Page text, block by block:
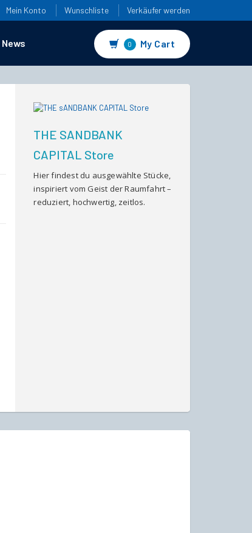
Mein Konto Wunschliste Verkäufer werden
News 0 My Cart
THE SANDBANK
CAPITAL Store
Hier findest du ausgewählte Stücke,
inspiriert vom Geist der Raumfahrt –
reduziert, hochwertig, zeitlos.